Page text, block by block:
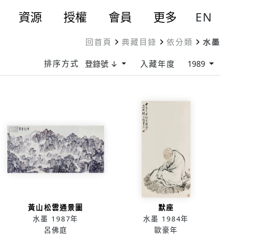
資源 授權 會員 更多 EN
回首頁 典藏目錄 依分類 水墨
排序方式 登錄號 ↓ 入藏年度 1989
黃山松雲通景圖
水墨 1987年
呂佛庭
默座
水墨 1984年
歐豪年